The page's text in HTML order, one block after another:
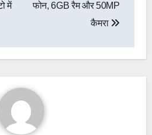
में
फोन, 6GB रैम और 50MP
कैमरा